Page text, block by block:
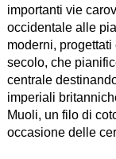
importanti vie
occidentale alle
moderni,
secolo, che
centrale
imperiali
Muoli, un filo di
occasione delle